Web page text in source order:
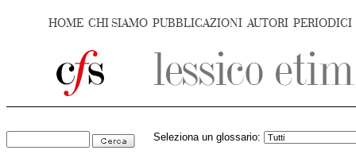
HOME CHI SIAMO PUBBLICAZIONI AUTORI PERIODICI
Seleziona un glossario: